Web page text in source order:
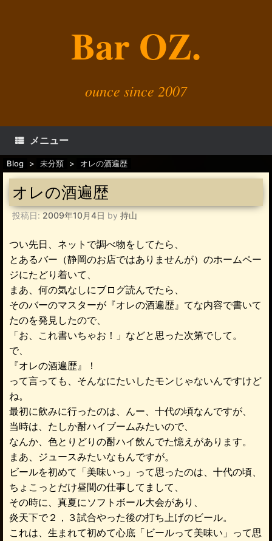
Bar OZ.
ounce since 2007
メニュー
Blog > 未分類 > オレの酒遍歴
オレの酒遍歴
投稿日: 2009年10月4日 by 持山
つい先日、ネットで調べ物をしてたら、
とあるバー（静岡のお店ではありませんが）のホームペー
ジにたどり着いて、
まあ、何の気なしにブログ読んでたら、
そのバーのマスターが『オレの酒遍歴』てな内容で書いて
たのを発見したので、
「お、これ書いちゃお！」などと思った次第でして。
で、
『オレの酒遍歴』！
って言っても、そんなにたいしたモンじゃないんですけど
ね。
最初に飲みに行ったのは、んー、十代の頃なんですが、
当時は、たしか酎ハイブームみたいので、
なんか、色とりどりの酎ハイ飲んでた憶えがあります。
まあ、ジュースみたいなもんですが。
ビールを初めて「美味いっ」って思ったのは、十代の頃、
ちょこっとだけ昼間の仕事してまして、
その時に、真夏にソフトボール大会があり、
炎天下で２，３試合やった後の打ち上げのビール。
これは、生まれて初めて心底「ビールって美味い」って思